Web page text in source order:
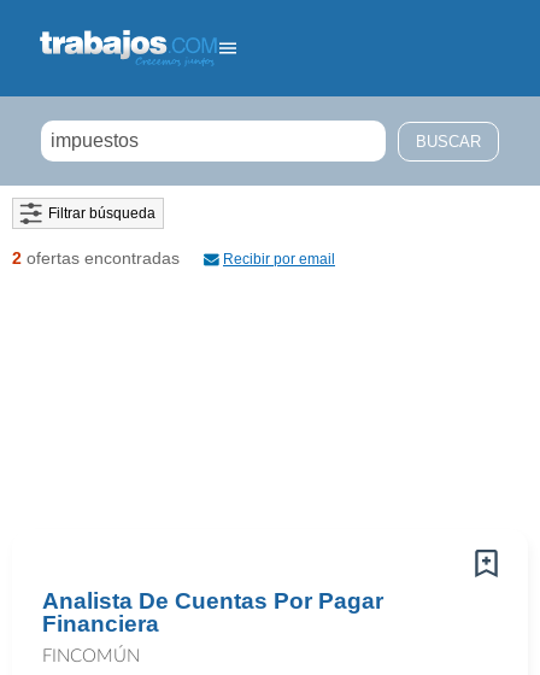
Filtrar búsqueda
2 ofertas encontradas Recibir por email
Analista De Cuentas Por Pagar
Financiera
FINCOMÚN